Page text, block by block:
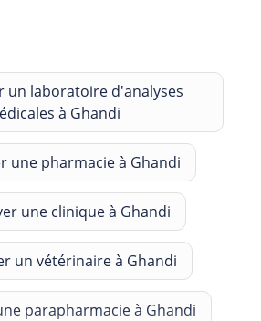
un laboratoire d'analyses
à Ghandi
une pharmacie à Ghandi
une clinique à Ghandi
un vétérinaire à Ghandi
parapharmacie à Ghandi